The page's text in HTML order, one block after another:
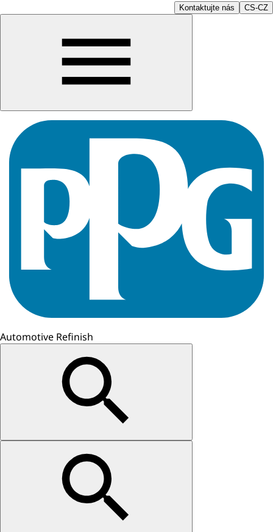
Kontaktujte nás CS-CZ
Automotive Refinish